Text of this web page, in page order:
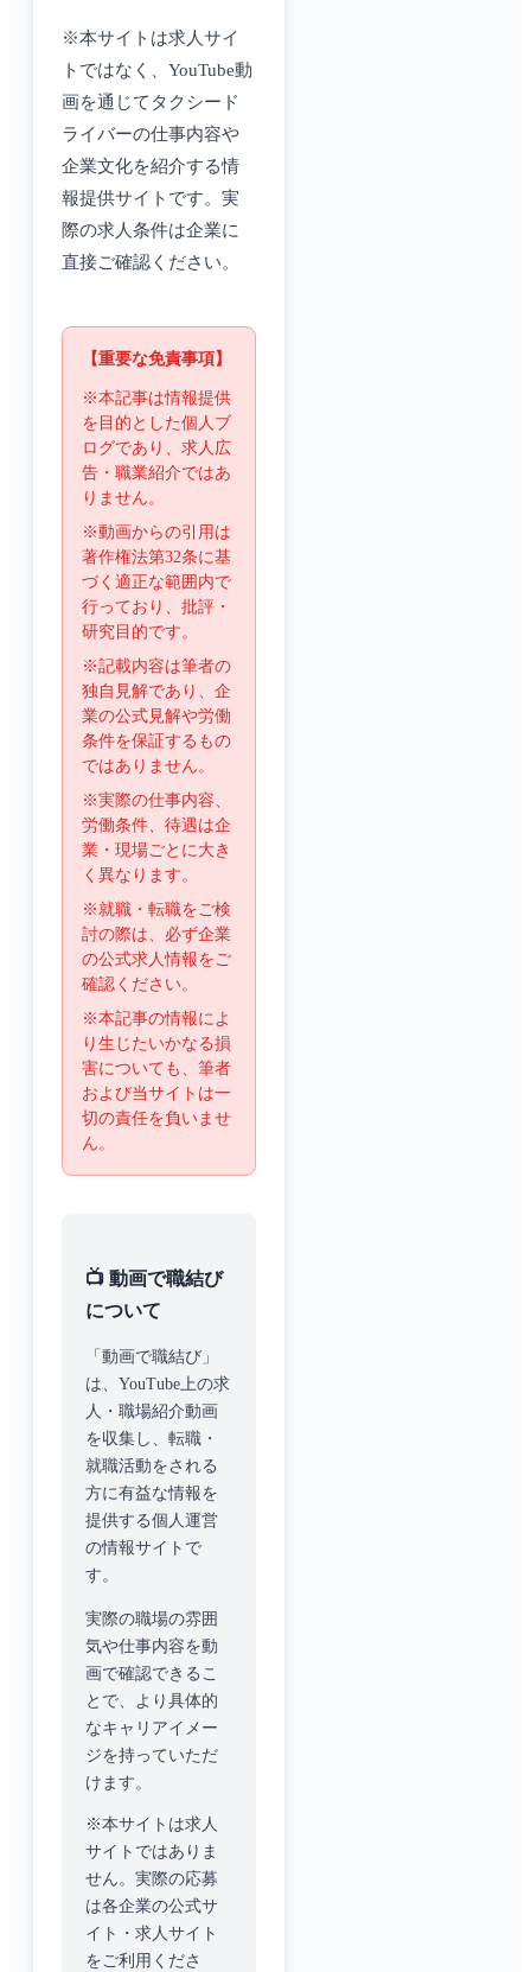
※本サイトは求人サイ
トではなく、YouTube動
画を通じてタクシード
ライバーの仕事内容や
企業文化を紹介する情
報提供サイトです。実
際の求人条件は企業に
直接ご確認ください。
【重要な免責事項】
※本記事は情報提供
を目的とした個人ブ
ログであり、求人広
告・職業紹介ではあ
りません。
※動画からの引用は
著作権法第32条に基
づく適正な範囲内で
行っており、批評・
研究目的です。
※記載内容は筆者の
独自見解であり、企
業の公式見解や労働
条件を保証するもの
ではありません。
※実際の仕事内容、
労働条件、待遇は企
業・現場ごとに大き
く異なります。
※就職・転職をご検
討の際は、必ず企業
の公式求人情報をご
確認ください。
※本記事の情報によ
り生じたいかなる損
害についても、筆者
および当サイトは一
切の責任を負いませ
ん。
📺 動画で職結び
について
「動画で職結び」
は、YouTube上の求
人・職場紹介動画
を収集し、転職・
就職活動をされる
方に有益な情報を
提供する個人運営
の情報サイトで
す。
実際の職場の雰囲
気や仕事内容を動
画で確認できるこ
とで、より具体的
なキャリアイメー
ジを持っていただ
けます。
※本サイトは求人
サイトではありま
せん。実際の応募
は各企業の公式サ
イト・求人サイト
をご利用くださ